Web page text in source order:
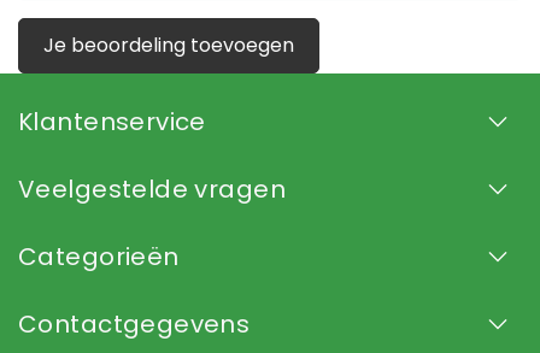
Je beoordeling toevoegen
Klantenservice
Veelgestelde vragen
Categorieën
Contactgegevens